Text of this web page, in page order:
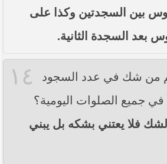
بين السجدتين وكذا على
بعد السجدة الثانية.
١٤
من شك في عدد السجود
في جميع الصلوات اليومية؟
فلا يعتني بشكه بل يبني